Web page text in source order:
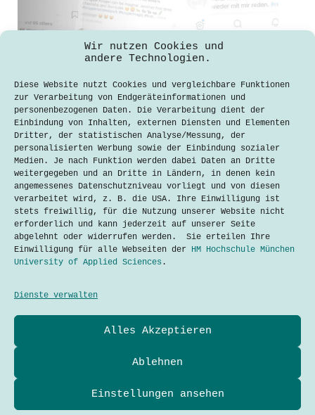
Wir nutzen Cookies und
andere Technologien.
Diese Website nutzt Cookies und vergleichbare Funktionen
zur Verarbeitung von Endgeräteinformationen und
personenbezogenen Daten. Die Verarbeitung dient der
Einbindung von Inhalten, externen Diensten und Elementen
Dritter, der statistischen Analyse/Messung, der
personalisierten Werbung sowie der Einbindung sozialer
Medien. Je nach Funktion werden dabei Daten an Dritte
weitergegeben und an Dritte in Ländern, in denen kein
angemessenes Datenschutzniveau vorliegt und von diesen
verarbeitet wird, z. B. die USA. Ihre Einwilligung ist
stets freiwillig, für die Nutzung unserer Website nicht
erforderlich und kann jederzeit auf unserer Seite
abgelehnt oder widerrufen werden. Sie erteilen Ihre
Einwilligung für alle Webseiten der HM Hochschule München
University of Applied Sciences .
Dienste verwalten
Alles Akzeptieren
Ablehnen
Einstellungen ansehen
Soziale Medien ergreifen Maßnahmen
für mehr Transparenz und weniger
Nina Sueltemeyer
13. November 2019
Soziale Medien, bekannt als Social
Media, haben in den letzten Jahren
wesentlich an Einfluss und Bedeutung
gewonnen. Damit rücken Probleme, wie
Intransparenz auf den Plattformen und
der Wettkampf um Follower und Likes
unter den Nutzern, in den Fokus. Die
CEOs…
LesenSoziale
Medien
für
Transparenz
Plattformen
Datenschutzerklärung
Impressum
Cookies
und Technologie-Kommunikation der Hochschule München
University of Applied Sciences.
Hochschule München